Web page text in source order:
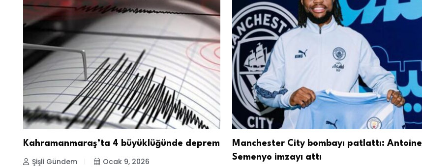
Kahramanmaraş’ta 4 büyüklüğünde deprem
Şişli Gündem Ocak 9, 2026
Manchester City bombayı patlattı: Antoine
Semenyo imzayı attı